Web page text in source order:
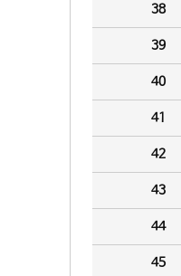
38
39
40
41
42
43
44
45